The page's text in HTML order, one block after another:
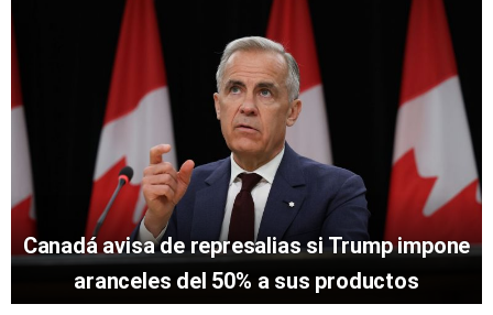
Canadá avisa de represalias si Trump impone
aranceles del 50% a sus productos